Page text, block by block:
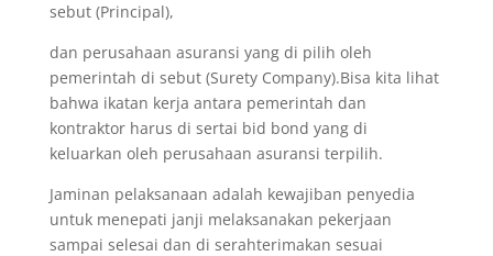
sebut (Principal),
dan perusahaan asuransi yang di pilih oleh
pemerintah di sebut (Surety Company).Bisa kita lihat
bahwa ikatan kerja antara pemerintah dan
kontraktor harus di sertai bid bond yang di
keluarkan oleh perusahaan asuransi terpilih.
Jaminan pelaksanaan adalah kewajiban penyedia
untuk menepati janji melaksanakan pekerjaan
sampai selesai dan di serahterimakan sesuai